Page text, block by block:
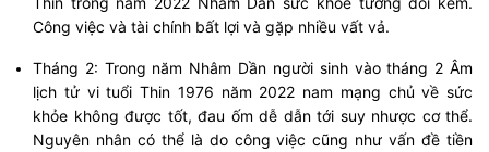
Công việc và tài chính bất lợi và gặp nhiều vất vả.
Tháng 2: Trong năm Nhâm Dần người sinh vào tháng 2 Âm
lịch tử vi tuổi Thin 1976 năm 2022 nam mạng chủ về sức
khỏe không được tốt, đau ốm dễ dẫn tới suy nhược cơ thể.
Nguyên nhân có thể là do công việc cũng như vấn đề tiền